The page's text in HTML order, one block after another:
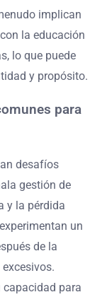
implican
la educación
lo que puede
y propósito.
para
desafíos
gestión de
y la pérdida
un
de la
capacidad para